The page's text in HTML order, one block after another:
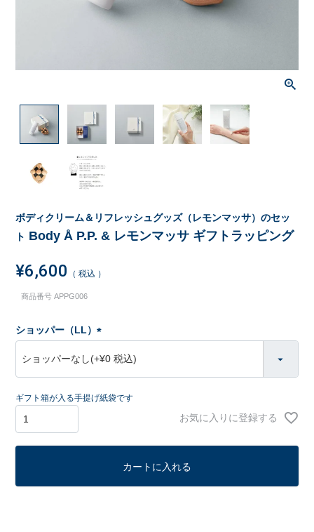
ボディクリーム＆リフレッシュグッズ（レモンマッサ）のセッ
ト Body Å P.P. & レモンマッサ ギフトラッピング
¥6,600 税込
商品番号 APPG006
ショッパー（LL）
必
須
)
ギフト箱が入る手提げ紙袋です
お気に入りに登録する
カートに入れる